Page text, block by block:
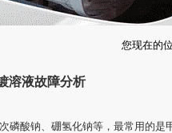
您现在的
溶液故障分析
磷酸钠、硼氢化钠等，最常用的是